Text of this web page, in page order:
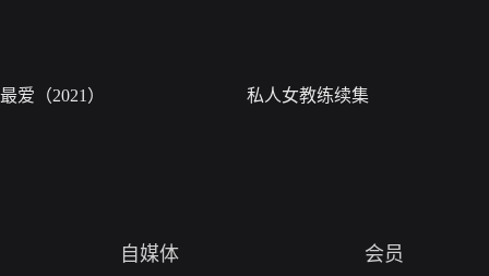
最爱（2021） 私人女教练续集
自媒体 会员